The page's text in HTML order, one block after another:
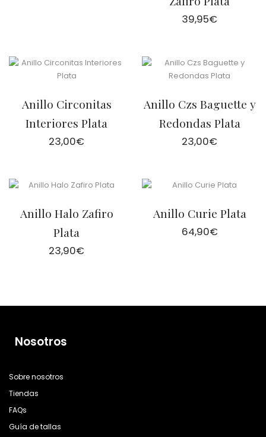
39,95€
Anillo Circonitas
Interiores Plata
23,00€
Anillo Czs Baguette y
Redondas Plata
23,00€
Anillo Halo Zafiro
Plata
23,90€
Anillo Curie Plata
64,90€
Nosotros
Sobre nosotros
Tiendas
FAQs
Guía de tallas